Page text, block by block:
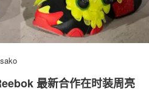
最新合作在时装周亮